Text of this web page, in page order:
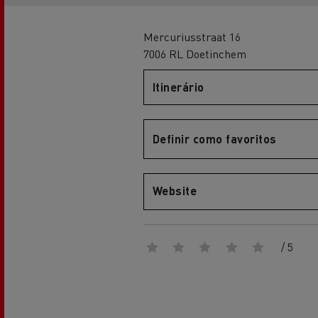
Renault Trucks Trafic Red EDITION
eléctrica
Vantagens da mobilidade
elétrica para camiões
A nossa visão
LAS EMISIONES DE CO2
Mercuriusstraat 16
7006 RL Doetinchem
Itinerário
Definir como favoritos
Website
/ 5